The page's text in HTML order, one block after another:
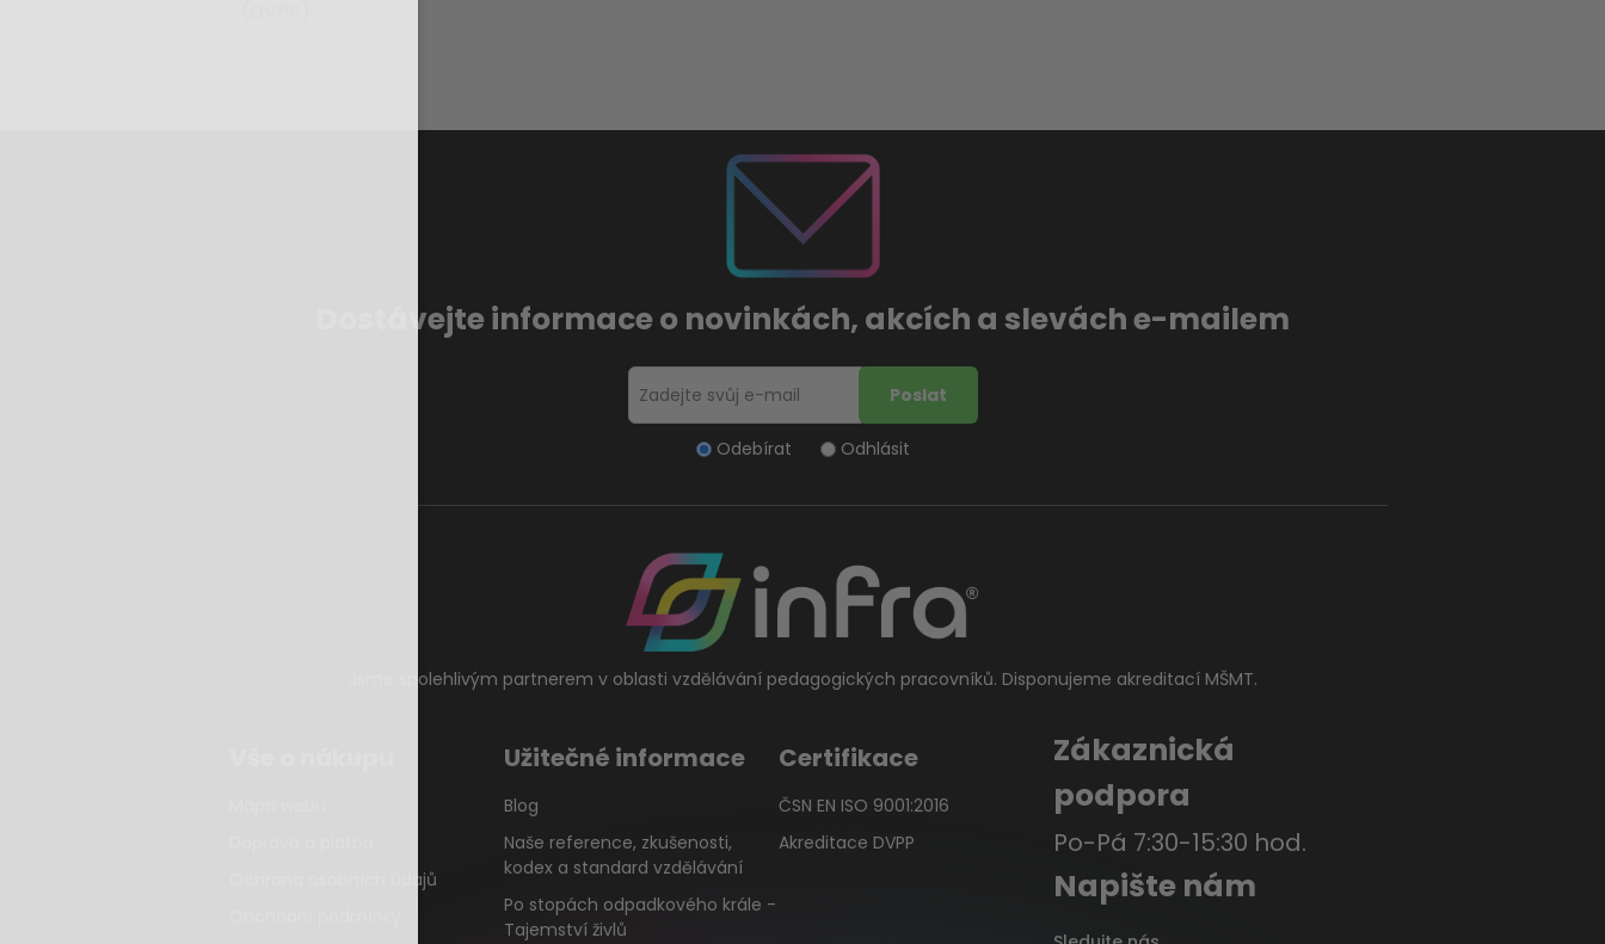
Dostávejte informace o novinkách, akcích a slevách e-mailem
Odebírat Odhlásit
Jsme spolehlivým partnerem v oblasti vzdělávání pedagogických pracovníků. Disponujeme akreditací MŠMT.
Ochrana osobních údajů
Užitečné informace
Blog
Naše reference, zkušenosti,
kodex a standard vzdělávání
Po stopách odpadkového krále -
Tajemství živlů
Certifikace
ČSN EN ISO 9001:2016
Akreditace DVPP
Zákaznická
podpora
Po-Pá 7:30-15:30 hod.
Napište nám